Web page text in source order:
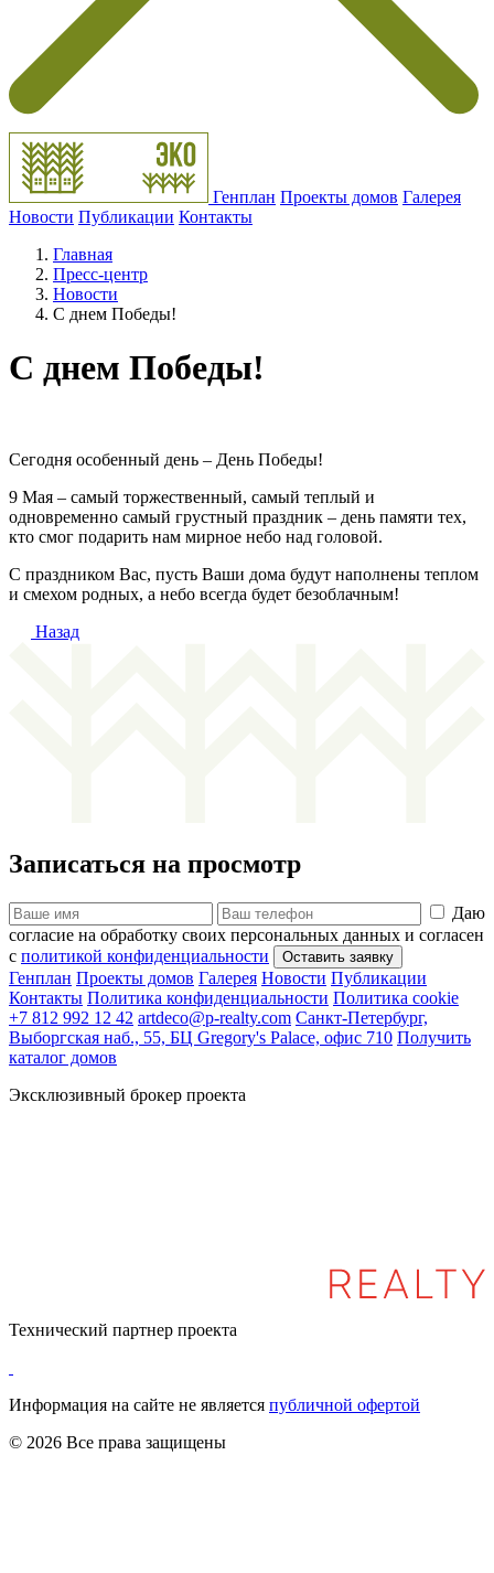
Генплан Проекты домов Галерея
Новости Публикации Контакты
Главная
Пресс-центр
Новости
С днем Победы!
С днем Победы!
Сегодня особенный день – День Победы!
9 Мая – самый торжественный, самый теплый и
одновременно самый грустный праздник – день памяти тех,
кто смог подарить нам мирное небо над головой.
С праздником Вас, пусть Ваши дома будут наполнены теплом
и смехом родных, а небо всегда будет безоблачным!
Назад
Записаться на просмотр
Даю
согласие на обработку своих персональных данных и согласен
с политикой конфиденциальности
Генплан Проекты домов Галерея Новости Публикации
Контакты Политика конфиденциальности Политика cookie
+7 812 992 12 42 artdeco@p-realty.com Санкт-Петербург,
Выборгская наб., 55, БЦ Gregory's Palace, офис 710 Получить
каталог домов
Эксклюзивный брокер проекта
Технический партнер проекта
Информация на сайте не является публичной офертой
© 2026 Все права защищены